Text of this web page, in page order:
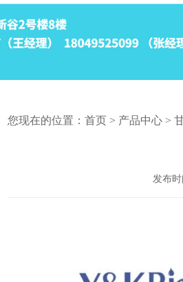
您现在的位置： 首页 > 产品中心 >
发布时